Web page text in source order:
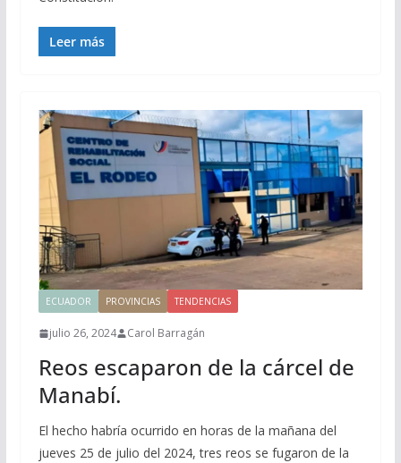
Leer más
ECUADOR PROVINCIAS TENDENCIAS
julio 26, 2024 Carol Barragán
Reos escaparon de la cárcel de
Manabí.
El hecho habría ocurrido en horas de la mañana del
jueves 25 de julio del 2024, tres reos se fugaron de la